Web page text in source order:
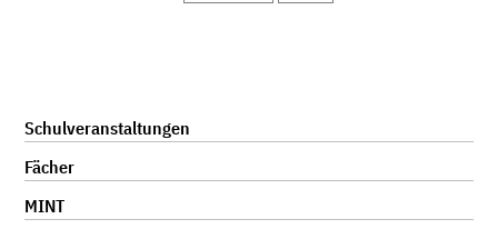
Navigation
überspringen
Schulveranstaltungen
Fächer
MINT